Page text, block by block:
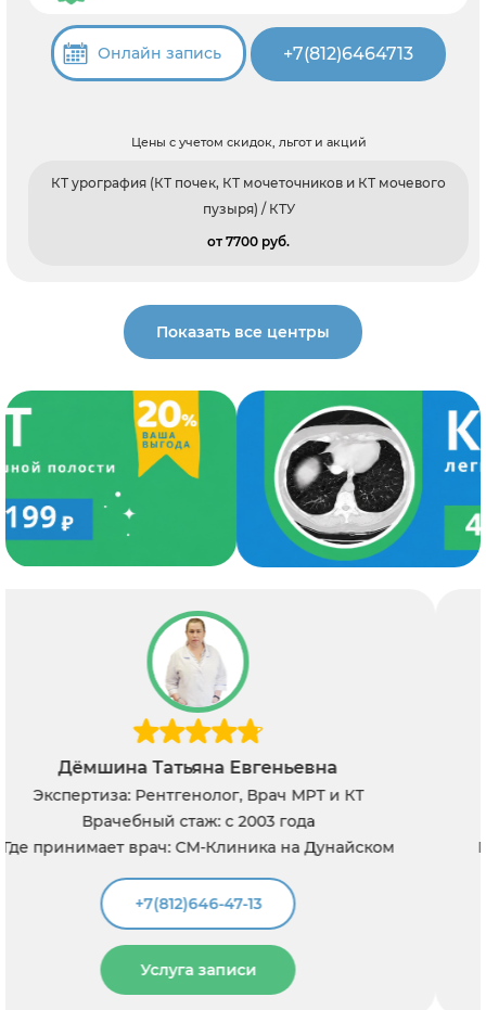
Онлайн запись +7(812)6464713
Цены с учетом скидок, льгот и акций
КТ урография (КТ почек, КТ мочеточников и КТ мочевого
пузыря) / КТУ
от 7700 pуб.
Показать все центры
Солдатов Роман Егорович
Экспертиза: Рентгенолог, Врач МРТ и КТ
Врачебный стаж: с 2015 года
Где принимает врач: СМ-Клиника на Дунайском
+7(812)646-47-13
Услуга записи